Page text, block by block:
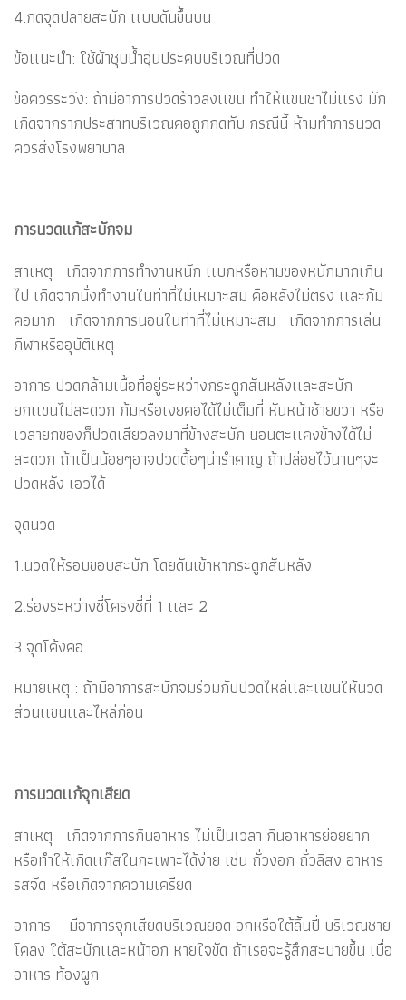
4.กดจุดปลายสะบัก เเบบดันขึ้นบน
ข้อเเนะนำ: ใช้ผ้าชุบน้ำอุ่นประคบบริเวณที่ปวด
ข้อควรระวัง: ถ้ามีอาการปวดร้าวลงเเขน ทำให้แขนชาไม่เเรง มัก
เกิดจากรากประสาทบริเวณคอถูกกดทับ กรณีนี้ ห้ามทำการนวด
ควรส่งโรงพยาบาล
การนวดแก้สะบักจม
สาเหตุ เกิดจากการทำงานหนัก เเบกหรือหามของหนักมากเกิน
ไป เกิดจากนั่งทำงานในท่าที่ไม่เหมาะสม คือหลังไม่ตรง เเละก้ม
คอมาก เกิดจากการนอนในท่าที่ไม่เหมาะสม เกิดจากการเล่น
กีฬาหรืออุบัติเหตุ
อาการ ปวดกล้ามเนื้อที่อยู่ระหว่างกระดูกสันหลังเเละสะบัก
ยกเเขนไม่สะดวก ก้มหรือเงยคอได้ไม่เต็มที่ หันหน้าซ้ายขวา หรือ
เวลายกของก็ปวดเสียวลงมาที่ข้างสะบัก นอนตะเเคงข้างได้ไม่
สะดวก ถ้าเป็นน้อยๆอาจปวดตื้อๆน่ารำคาญ ถ้าปล่อยไว้นานๆจะ
ปวดหลัง เอวได้
จุดนวด
1.นวดให้รอบขอบสะบัก โดยดันเข้าหากระดูกสันหลัง
2.ร่องระหว่างซี่โครงซี่ที่ 1 เเละ 2
3.จุดโค้งคอ
หมายเหตุ : ถ้ามีอาการสะบักจมร่วมกับปวดไหล่เเละเเขนให้นวด
ส่วนเเขนเเละไหล่ก่อน
การนวดเเก้จุกเสียด
สาเหตุ เกิดจากการกินอาหาร ไม่เป็นเวลา กินอาหารย่อยยาก
หรือทำให้เกิดเเก๊สในกะเพาะได้ง่าย เช่น ถั่วงอก ถั่วลิสง อาหาร
รสจัด หรือเกิดจากความเครียด
อาการ มีอาการจุกเสียดบริเวณยอด อกหรือใต้ลิ้นปี่ บริเวณชาย
โคลง ใต้สะบักเเละหน้าอก หายใจขัด ถ้าเรอจะรู้สึกสะบายขึ้น เบื่อ
อาหาร ท้องผูก